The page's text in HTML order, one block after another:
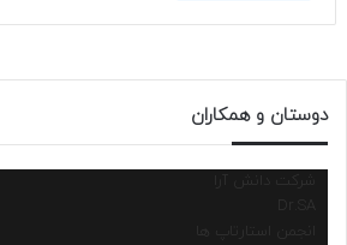
دوستان و همکاران
شرکت دانش آرا
انجمن استارتاپ ها